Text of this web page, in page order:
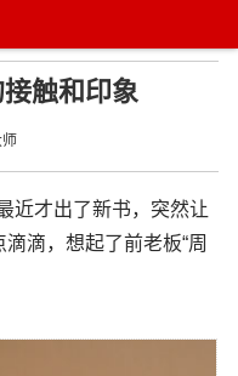
触和印象
近才出了新书，突然让
滴，想起了前老板“周